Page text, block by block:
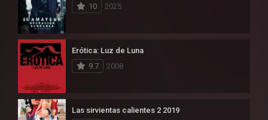
10
2025
Erótica: Luz de Luna
9.7
2008
Las sirvientas calientes 2 2019